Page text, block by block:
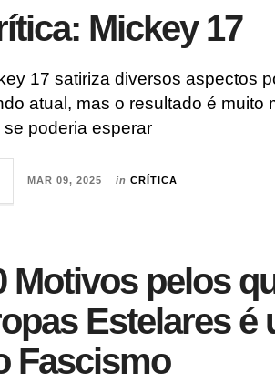
Mickey 17
17 satiriza diversos aspectos
atual, mas o resultado é muito
se poderia esperar
MAR 09, 2025 in CRÍTICA
Motivos pelos
Estelares é
Fascismo